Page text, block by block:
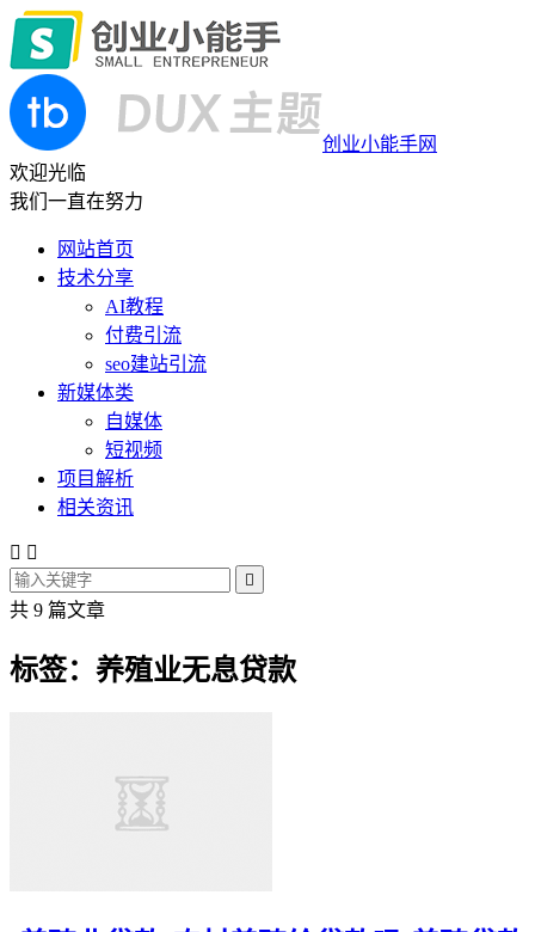
创业小能手网
欢迎光临
我们一直在努力
网站首页
技术分享
AI教程
付费引流
seo建站引流
新媒体类
自媒体
短视频
项目解析
相关资讯
 

共 9 篇文章
标签：养殖业无息贷款